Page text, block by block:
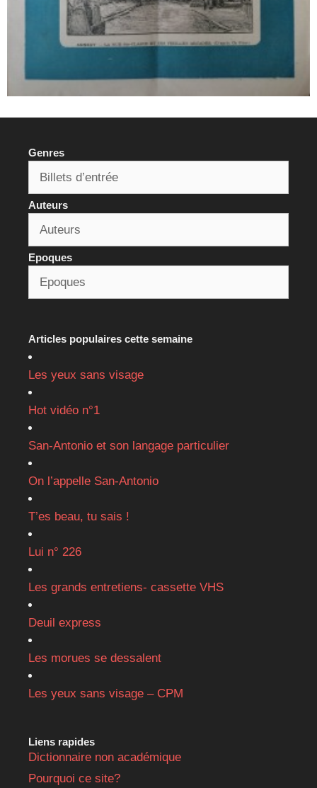
Genres
Auteurs
Epoques
Articles populaires cette semaine
Les yeux sans visage
Hot vidéo n°1
San-Antonio et son langage particulier
On l’appelle San-Antonio
T’es beau, tu sais !
Lui n° 226
Les grands entretiens- cassette VHS
Deuil express
Les morues se dessalent
Les yeux sans visage – CPM
Liens rapides
Dictionnaire non académique
Pourquoi ce site?